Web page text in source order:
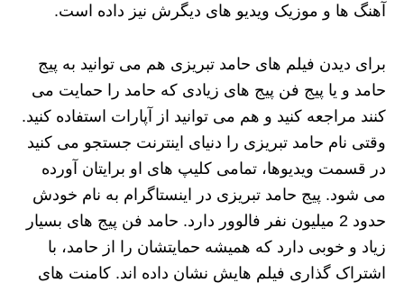
آهنگ ها و موزیک ویدیو های دیگرش نیز داده است.
برای دیدن فیلم های حامد تبریزی هم می توانید به پیج
حامد و یا پیج فن پیج های زیادی که حامد را حمایت می
کنند مراجعه کنید و هم می توانید از آپارات استفاده کنید.
وقتی نام حامد تبریزی را دنیای اینترنت جستجو می کنید
در قسمت ویدیوها، تمامی کلیپ های او برایتان آورده
می شود. پیج حامد تبریزی در اینستاگرام به نام خودش
حدود 2 میلیون نفر فالوور دارد. حامد فن پیج های بسیار
زیاد و خوبی دارد که همیشه حمایتشان را از حامد، با
اشتراک گذاری فیلم هایش نشان داده اند. کامنت های